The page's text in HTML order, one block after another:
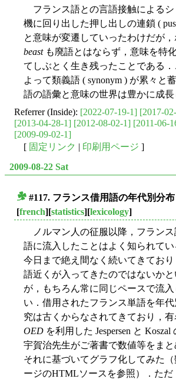
フランス語との言語接触によるシ
機に回り出した押し出しの連鎖 (
と意味が変遷していったわけだが，
beastも廃語とはならず，意味を特
てしぶとく生き残ったことである
よって類義語 ( synonym ) が累々と
語の語彙と意味の世界は豊かに成長
Referrer (Inside): [2022-07-19-1] [2017-
[2013-04-28-1] [2012-08-02-1] [2011-06-
[2009-09-02-1]
[ 固定リンク | 印刷用ページ ]
2009-08-22 Sat
#117. フランス借用語の年代別分布
[french][statistics][lexicology]
ノルマン人の征服以降，フラン
語に流入したことはよく知られて
今日まで絶え間なく続いてきてお
語近くが入ってきたのではないか
が，もちろん常に同じペースで流
い．借用されたフランス単語を年
究は古くからなされてきており，
OED を利用した Jespersen と
宇賀治先生がご著書で数値等をまと
それに基づいてグラフ化してみた
ージのHTMLソースを参照）．ただ